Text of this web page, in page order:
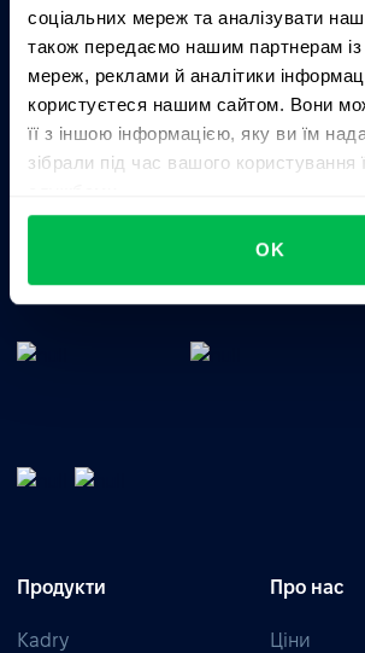
соціальних мереж та аналізувати
також передаємо нашим партнерам із
мереж, реклами й аналітики
користуєтеся нашим сайтом. Вони
її з іншою інформацією, яку ви їм
зібрали під час вашого користування
OK
Business driven.
Цілісне HRM-рішення для управління
часом, ефективністю та культурою
Продукти
Kadry
Про нас
Ціни